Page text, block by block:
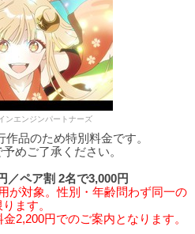
ンエンジンパートナーズ
作品のため特別料金です。
めご了承ください。
／ペア割 2名で3,000円
が対象。性別・年齢問わず同一の
ます。
2,200円でのご案内となります。